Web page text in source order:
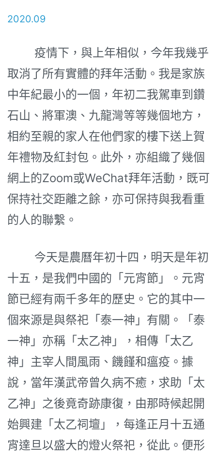
2020.09
疫情下，與上年相似，今年我幾乎
取消了所有實體的拜年活動。我是家族
中年紀最小的一個，年初二我駕車到鑽
石山、將軍澳、九龍灣等等幾個地方，
相約至親的家人在他們家的樓下送上賀
年禮物及紅封包。此外，亦組織了幾個
網上的Zoom或WeChat拜年活動，既可
保持社交距離之餘，亦可保持與我看重
的人的聯繫。
今天是農曆年初十四，明天是年初
十五，是我們中國的「元宵節」。元宵
節已經有兩千多年的歷史。它的其中一
個來源是與祭祀「泰一神」有關。「泰
一神」亦稱「太乙神」，相傳「太乙
神」主宰人間風雨、饑饉和瘟疫。據
說，當年漢武帝曾久病不癒，求助「太
乙神」之後竟奇跡康復，由那時候起開
始興建「太乙祠壇」，每逢正月十五通
宵達旦以盛大的燈火祭祀，從此。便形